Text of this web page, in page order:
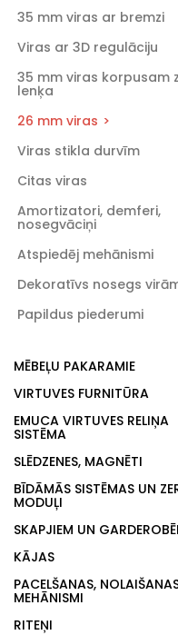
35 mm viras ar bremzi
Viras ar 3D regulāciju
35 mm viras korpusam
lenķa
26 mm viras
Viras stikla durvīm
Citas viras
Amortizatori, demferi,
nosegvāciņi
Atspiedēj mehānismi
Dekoratīvs nosegs
Papildus piederumi
MĒBEĻU PAKARAMIE
VIRTUVES FURNITŪRA
EMUCA VIRTUVES RELIŅA
SISTĒMA
SLĒDZENES, MAGNĒTI
BĪDĀMĀS SISTĒMAS UN
MODUĻI
SKAPJIEM UN
KĀJAS
PACELŠANAS,
MEHĀNISMI
RITEŅI